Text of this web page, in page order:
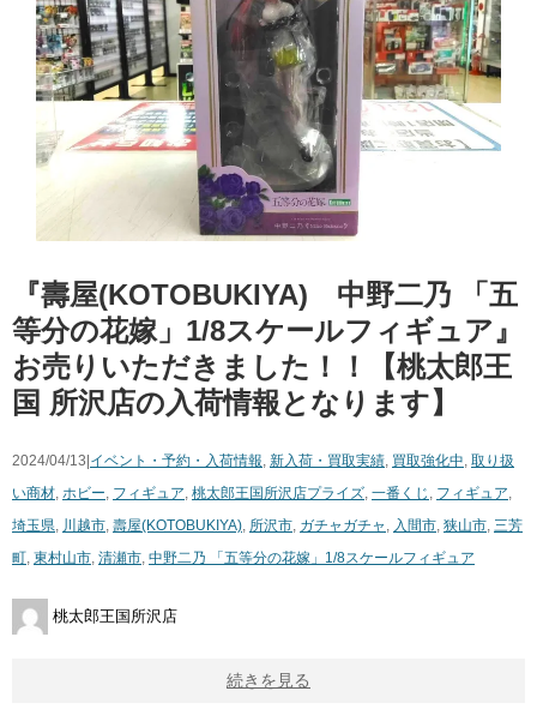
『壽屋(KOTOBUKIYA) 中野二乃 ​「五
等分の花嫁」1/8スケールフィギュア』
お売りいただきました！！【桃太郎王
国 所沢店の入荷情報となります】
2024/04/13| イベント・予約・入荷情報, 新入荷・買取実績, 買取強化中, 取り扱
い商材, ホビー, フィギュア, 桃太郎王国所沢店プライズ, 一番くじ , フィギュア,
埼玉県, 川越市, 壽屋(KOTOBUKIYA), 所沢市, ガチャガチャ , 入間市, 狭山市, 三芳
町, 東村山市, 清瀬市, 中野二乃 ​「五等分の花嫁」1/8スケールフィギュア
桃太郎王国所沢店
続きを見る